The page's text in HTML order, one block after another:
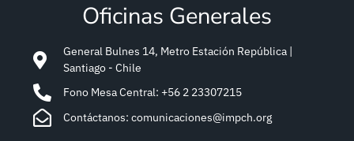
Oficinas Generales
General Bulnes 14, Metro Estación República |
Santiago - Chile
Fono Mesa Central: +56 2 23307215
Contáctanos: comunicaciones@impch.org